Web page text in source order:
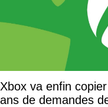
Xbox va enfin
ans de demandes